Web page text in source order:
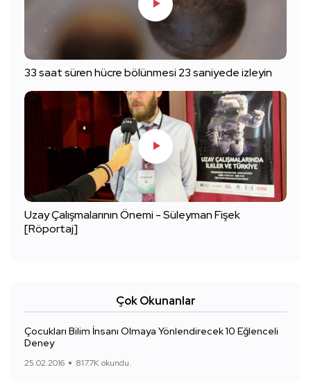
33 saat süren hücre bölünmesi 23 saniyede izleyin
Uzay Çalışmalarının Önemi - Süleyman Fişek
[Röportaj]
Çok Okunanlar
Çocukları Bilim İnsanı Olmaya Yönlendirecek 10 Eğlenceli
Deney
25.02.2016 817.7K okundu.